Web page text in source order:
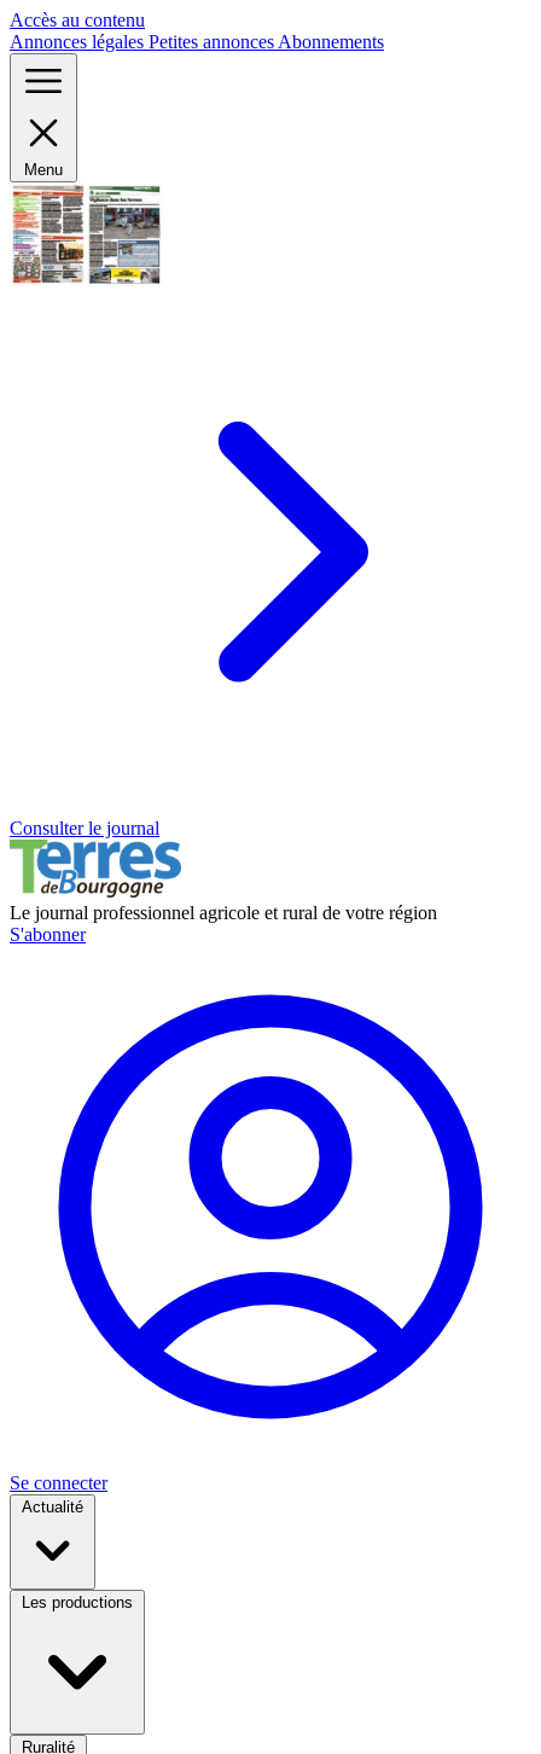
Accès au contenu
Annonces légales Petites annonces Abonnements
Menu
Consulter le journal
Le journal professionnel agricole et rural de votre région
S'abonner
Se connecter
Actualité
Les productions
Ruralité
Panneau de gestion des cookies